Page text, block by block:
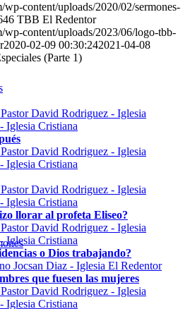
content/uploads/2020/02/sermones-
TBB El Redentor
wp-content/uploads/2023/06/logo-tbb-
2020-02-09 00:30:242021-04-08
(Parte 1)
llorar al profeta Eliseo?
o Dios trabajando?
que fuesen las mujeres